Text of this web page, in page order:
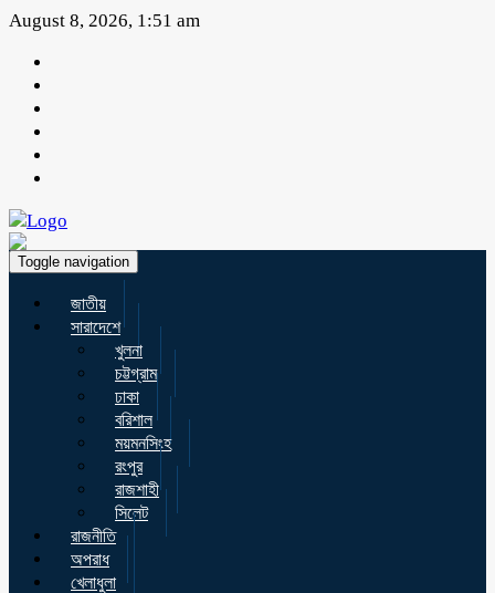
August 8, 2026, 1:51 am
Toggle navigation
জাতীয়
সারাদেশে
খুলনা
চট্টগ্রাম
ঢাকা
বরিশাল
ময়মনসিংহ
রংপুর
রাজশাহী
সিলেট
রাজনীতি
অপরাধ
খেলাধুলা